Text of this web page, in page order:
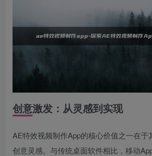
创意激发：从灵感到实现
AE特效视频制作App的核心价值之一在于
创意灵感。与传统桌面软件相比，移动